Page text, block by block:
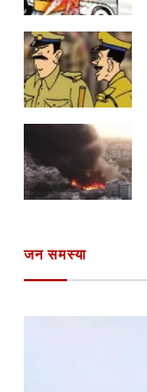
जन समस्या